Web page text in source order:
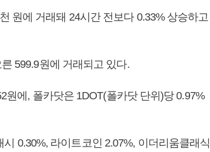
원에 거래돼 24시간 전보다 0.33% 상승하고
599.9원에 거래되고 있다.
원에, 폴카닷은 1DOT(폴카닷 단위)당 0.97%
0.30%, 라이트코인 2.07%, 이더리움클래식